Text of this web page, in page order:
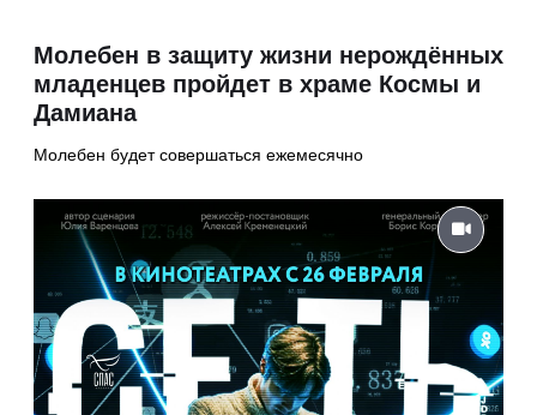
Молебен в защиту жизни нерождённых
младенцев пройдет в храме Космы и
Дамиана
Молебен будет совершаться ежемесячно